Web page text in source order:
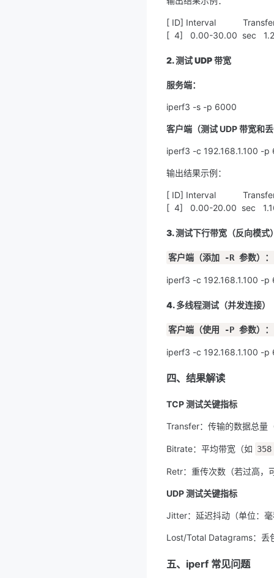
[ ID] Interval
[  4]   0.00-30.00  sec
2. 测试 UDP 带宽
服务端：
iperf3 -s -p 6000
客户端（测试 UDP 带宽和
iperf3 -c 192.168.1.100 -
输出结果示例：
[ ID] Interval
[  4]   0.00-20.00  sec
3. 测试下行带宽（反向模式
客户端（添加 -R 参数）：
iperf3 -c 192.168.1.100 -p
4. 多线程测试（并发连接）
客户端（使用 -P 参数）：
iperf3 -c 192.168.1.100 -
四、结果解读
TCP 测试关键指标
Transfer：传输的数据总量
Bitrate：平均带宽（如
Retr：重传次数（若过高，
UDP 测试关键指标
Jitter：延迟抖动（单位：
Lost/Total Datagrams：丢
五、iperf 常见问题